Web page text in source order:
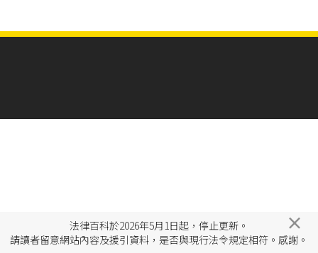
法律百科於2026年5月1日起，停止更新。
請讀者留意網站內容及援引資料，是否與現行法令規定相符。感謝。
×